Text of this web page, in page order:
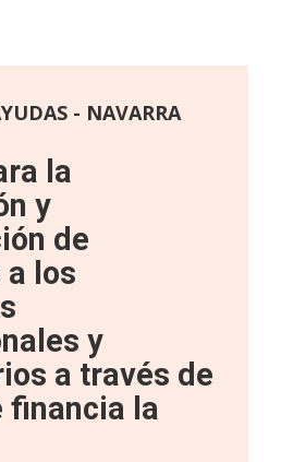
- NAVARRA
la
y
de
los
y
a través de
financia la